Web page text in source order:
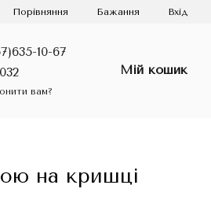
Порівняння Бажання Вхід
10-67
вам?
Мій кошик
на кришці